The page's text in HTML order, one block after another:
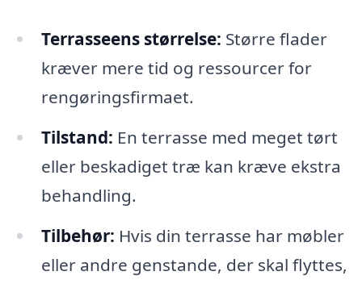
Terrasseens størrelse: Større flader
kræver mere tid og ressourcer for
rengøringsfirmaet.
Tilstand: En terrasse med meget tørt
eller beskadiget træ kan kræve ekstra
behandling.
Tilbehør: Hvis din terrasse har møbler
eller andre genstande, der skal flyttes,